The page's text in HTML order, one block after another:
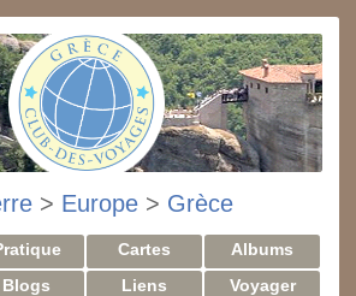
> Europe > Grèce
Cartes
Albums
Blogs Liens Voyager